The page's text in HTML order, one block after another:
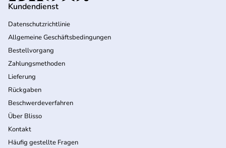
Kundendienst
Datenschutzrichtlinie
Allgemeine Geschäftsbedingungen
Bestellvorgang
Zahlungsmethoden
Lieferung
Rückgaben
Beschwerdeverfahren
Über Blisso
Kontakt
Häufig gestellte Fragen